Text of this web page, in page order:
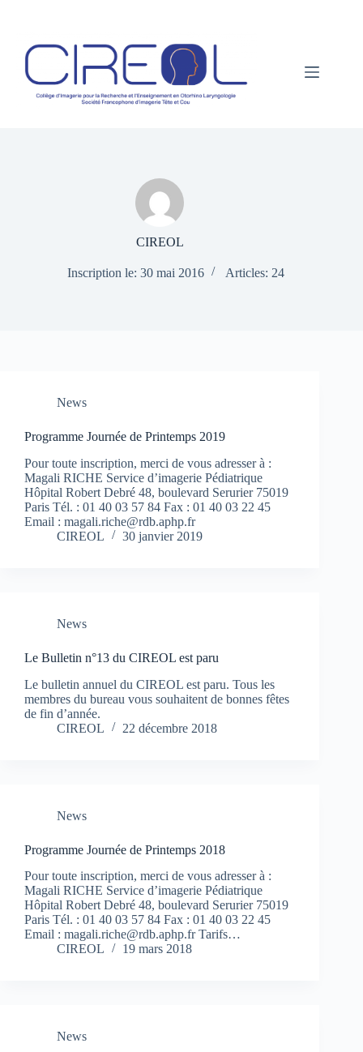
CIREOL
Inscription le: 30 mai 2016 Articles: 24
News
Programme Journée de Printemps 2019
Pour toute inscription, merci de vous adresser à :
Magali RICHE Service d’imagerie Pédiatrique
Hôpital Robert Debré 48, boulevard Serurier 75019
Paris Tél. : 01 40 03 57 84 Fax : 01 40 03 22 45
Email : magali.riche@rdb.aphp.fr
CIREOL
30 janvier 2019
News
Le Bulletin n°13 du CIREOL est paru
Le bulletin annuel du CIREOL est paru. Tous les
membres du bureau vous souhaitent de bonnes fêtes
de fin d’année.
CIREOL
22 décembre 2018
News
Programme Journée de Printemps 2018
Pour toute inscription, merci de vous adresser à :
Magali RICHE Service d’imagerie Pédiatrique
Hôpital Robert Debré 48, boulevard Serurier 75019
Paris Tél. : 01 40 03 57 84 Fax : 01 40 03 22 45
Email : magali.riche@rdb.aphp.fr Tarifs…
CIREOL
19 mars 2018
News